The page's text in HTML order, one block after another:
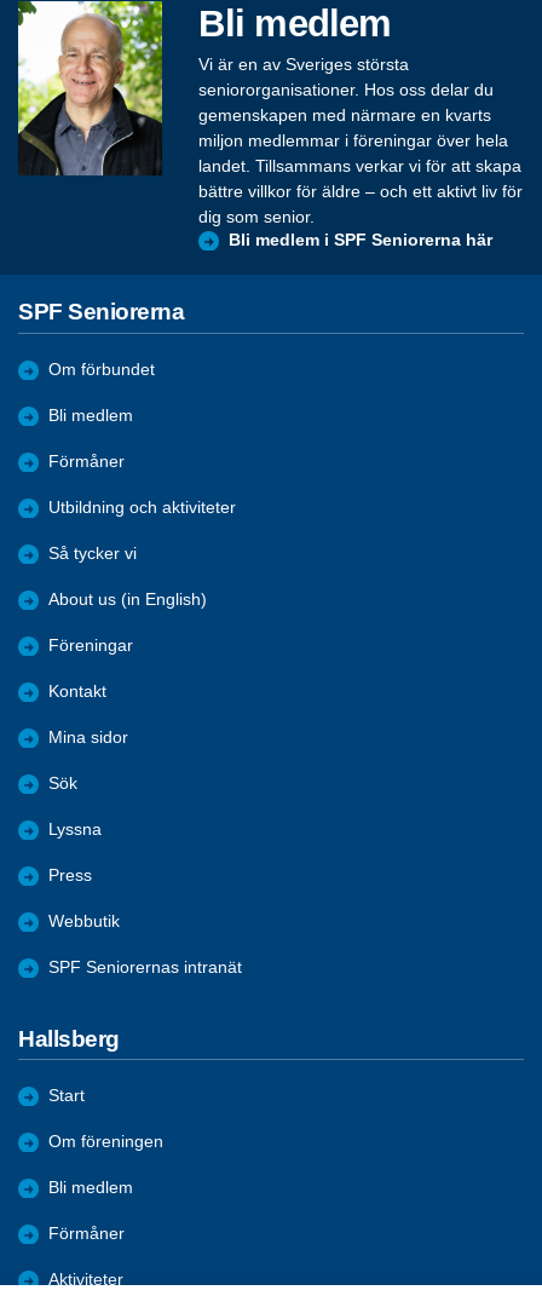
Bli medlem
Vi är en av Sveriges största
seniororganisationer. Hos oss delar du
gemenskapen med närmare en kvarts
miljon medlemmar i föreningar över hela
landet. Tillsammans verkar vi för att skapa
bättre villkor för äldre – och ett aktivt liv för
dig som senior.
Bli medlem i SPF Seniorerna här
SPF Seniorerna
Om förbundet
Bli medlem
Förmåner
Utbildning och aktiviteter
Så tycker vi
About us (in English)
Föreningar
Kontakt
Mina sidor
Sök
Lyssna
Press
Webbutik
SPF Seniorernas intranät
Hallsberg
Start
Om föreningen
Bli medlem
Förmåner
Aktiviteter